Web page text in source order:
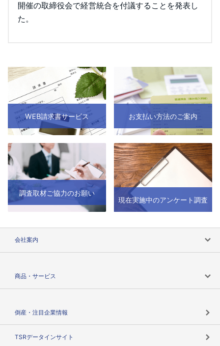
開催の取締役会で経営統合を付議することを発表し
た。
WEB請求書サービス お支払い方法のご案内
調査取材ご協力のお願い
現在実施中のアンケート調査
会社案内
商品・サービス
倒産・注目企業情報
TSRデータインサイト